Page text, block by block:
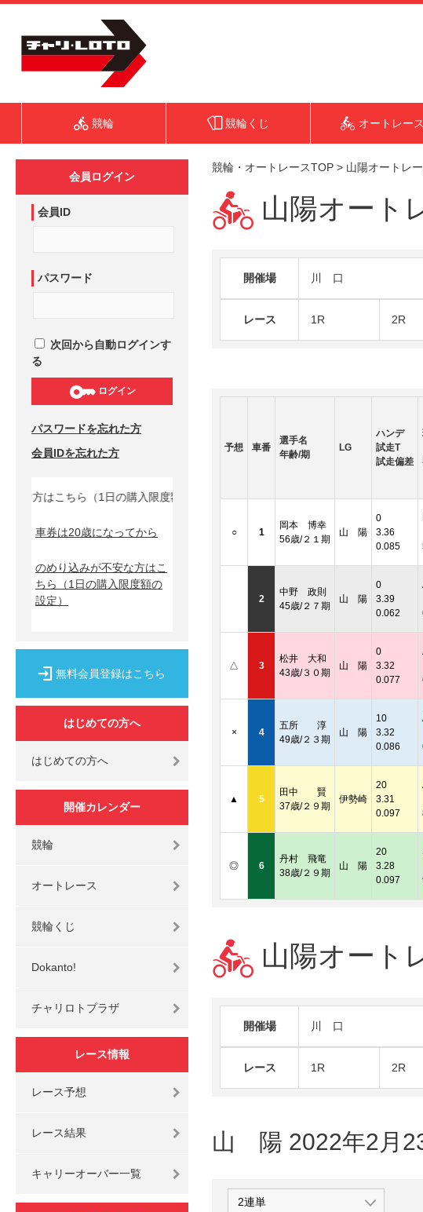
競輪 競輪くじ オートレース
会員ログイン
会員ID
パスワード
次回から自動ログインす
る
ログイン
パスワードを忘れた方
会員IDを忘れた方
はこちら（1日の購入限度額の設定）↓
車券は20歳になってから
のめり込みが不安な方はこ
ちら
（1日の購入限度額の
設定）
無料会員登録はこちら
はじめての方へ
はじめての方へ
開催カレンダー
競輪
オートレース
競輪くじ
Dokanto!
チャリロトプラザ
レース情報
レース予想
レース結果
キャリーオーバー一覧
競輪・オートレースTOP > 山陽オートレ
山陽オート
開催場 川 口
レース 1R 2R
予想 車番
選手名
年齢/期
LG
ハンデ
試走T
試走偏差
○ 1
岡本 博幸
56歳/２１期
山 陽
0
3.36
0.085
2
中野 政則
45歳/２７期
山 陽
0
3.39
0.062
△ 3
松井 大和
43歳/３０期
山 陽
0
3.32
0.077
× 4
五所 淳
49歳/２３期
山 陽
10
3.32
0.086
▲ 5
田中 賢
37歳/２９期
伊勢崎
20
3.31
0.097
◎ 6
丹村 飛竜
38歳/２９期
山 陽
20
3.28
0.097
山陽オート
開催場 川 口
レース 1R 2R
山 陽 2022年2月